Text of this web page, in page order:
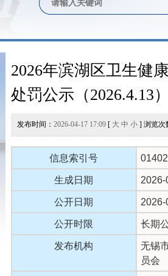
2026年滨湖区卫生健
处罚公示（2026.4.13）
发布时间： 2026-04-17 17:09[ 大 中 小] 浏览次
信息索引号
生成日期 2026-
公开日期 2026-
公开时限 长期
发布机构
无锡
员会